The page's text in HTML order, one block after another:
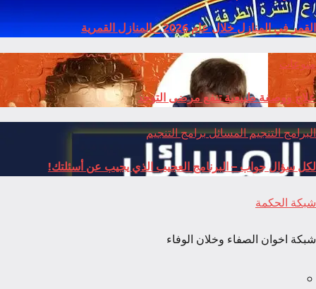
القمر في المنازل خلال عام 2026 _ المنازل القمرية
منوعات
علاج ووصفة طبيعية تنفع مرضى التوحد
البرامجالتنجيمالمسائلبرامج التنجيم
لكل سؤال جواب – البرنامج العجيب الذي يجيب عن أسئلتك!
شبكة الحكمة
شبكة اخوان الصفاء وخلان الوفاء